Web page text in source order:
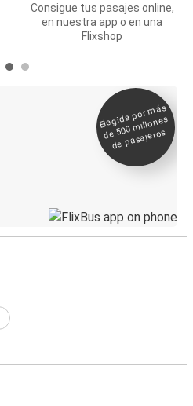
Consigue tus pasajes online,
en nuestra app o en una
Flixshop
Elegida por
más
de 500
millones
de pasajeros